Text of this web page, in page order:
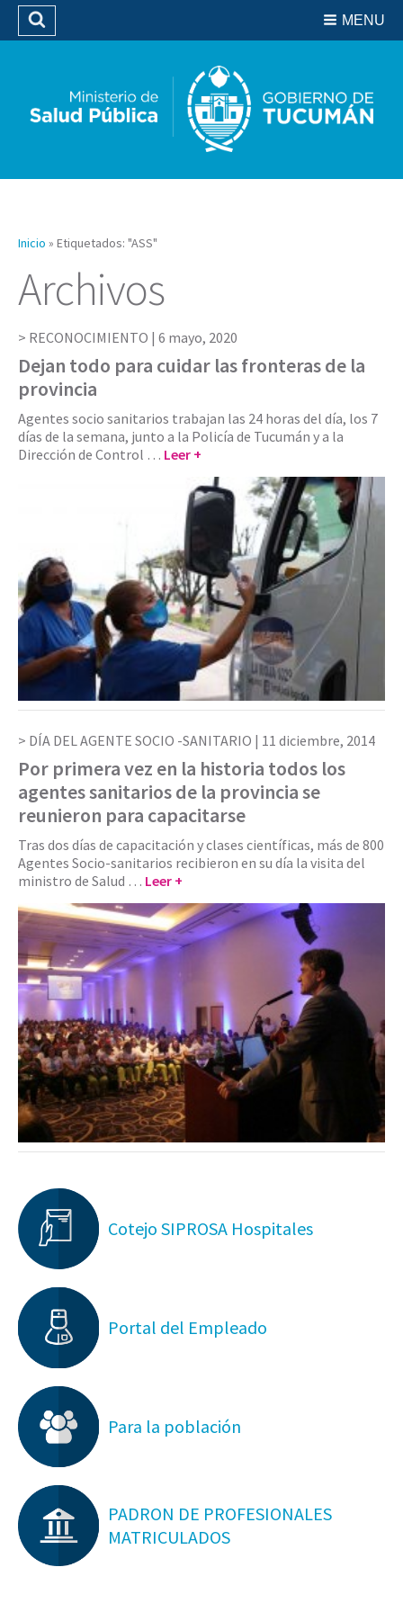
Biblioteca
MENU
Buscar
Inicio » Etiquetados: "ASS"
Archivos
RECONOCIMIENTO | 6 mayo, 2020
Dejan todo para cuidar las fronteras de la
provincia
Agentes socio sanitarios trabajan las 24 horas del día, los 7
días de la semana, junto a la Policía de Tucumán y a la
Dirección de Control … Leer +
DÍA DEL AGENTE SOCIO -SANITARIO | 11 diciembre, 2014
Por primera vez en la historia todos los
agentes sanitarios de la provincia se
reunieron para capacitarse
Tras dos días de capacitación y clases científicas, más de 800
Agentes Socio-sanitarios recibieron en su día la visita del
ministro de Salud … Leer +
Cotejo SIPROSA Hospitales
Portal del Empleado
Para la población
PADRON DE PROFESIONALES
MATRICULADOS